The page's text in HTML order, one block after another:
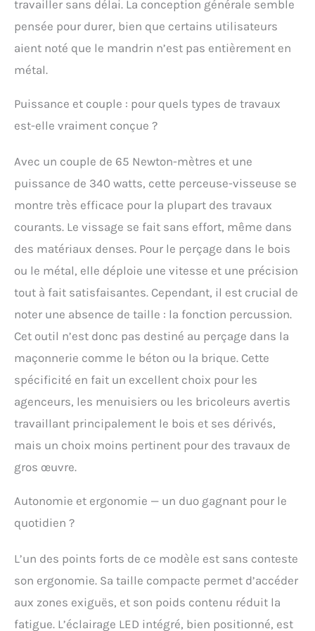
un accès facile dans les
espaces restreints sur le
chantier. TRANSMISSION
MÉTALLIQUE À DEUX
autonomie accrue et
longévité grâce à la
entièrement métallique à
pour les travaux
exigeants. OPTIMISÉ
PROFESSIONNEL : Conçu
pour la fiabilité et
perceuse est idéal pour
les professionnels du
bâtiment exigeant
performance et
durabilité au quotidien.
INCLUT : Crochet de
ceinture, batteries
lithium-ion 2 Ah,
chargeur multi-tension
GAMME DEWALT XR:
Conçu pour la
performance et
DEWALT XR, qui offre une
Ces batteries sont
interchangeables dans
toute la gamme XR,
offrant une flexibilité
maximale pour votre
travailler sans délai. La conception générale semble
pensée pour durer, bien que certains utilisateurs
aient noté que le mandrin n’est pas entièrement en
métal.
Puissance et couple : pour quels types de travaux
est-elle vraiment conçue ?
Avec un couple de 65 Newton-mètres et une
puissance de 340 watts, cette perceuse-visseuse se
montre très efficace pour la plupart des travaux
courants. Le vissage se fait sans effort, même dans
des matériaux denses. Pour le perçage dans le bois
ou le métal, elle déploie une vitesse et une précision
tout à fait satisfaisantes. Cependant, il est crucial de
noter une absence de taille : la fonction percussion.
Cet outil n’est donc pas destiné au perçage dans la
maçonnerie comme le béton ou la brique. Cette
spécificité en fait un excellent choix pour les
agenceurs, les menuisiers ou les bricoleurs avertis
travaillant principalement le bois et ses dérivés,
mais un choix moins pertinent pour des travaux de
gros œuvre.
Autonomie et ergonomie — un duo gagnant pour le
quotidien ?
L’un des points forts de ce modèle est sans conteste
son ergonomie. Sa taille compacte permet d’accéder
aux zones exiguës, et son poids contenu réduit la
fatigue. L’éclairage LED intégré, bien positionné, est